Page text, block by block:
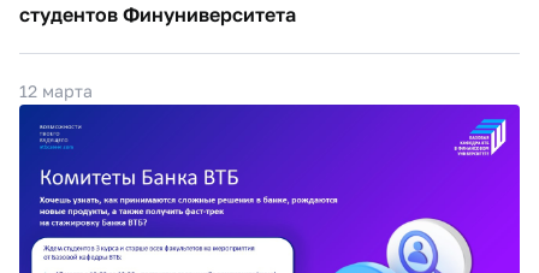
студентов Финуниверситета
12 марта